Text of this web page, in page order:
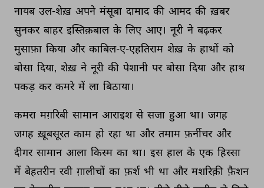
नायब उल-शेख़ अपने मंसूबा दामाद की आमद की ख़बर
सुनकर बाहर इस्तिक़बाल के लिए आए। नूरी ने बढ़कर
मुसाफ़ा किया और काबिल-ए-एहतिराम शेख़ के हाथों को
बोसा दिया, शेख़ ने नूरी की पेशानी पर बोसा दिया और हाथ
पकड़ कर कमरे में ला बिठाया।
कमरा मग़रिबी सामान आराइश से सजा हुआ था। जगह
जगह ख़ूबसूरत काम हो रहा था और तमाम फ़र्नीचर और
दीगर सामान आला किस्म का था। इस हाल के एक हिस्सा
में बेहतरीन रवी ग़ालीचों का फ़र्श भी था और मशरिक़ी फ़ैशन